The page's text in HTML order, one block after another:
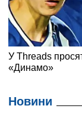
Новини